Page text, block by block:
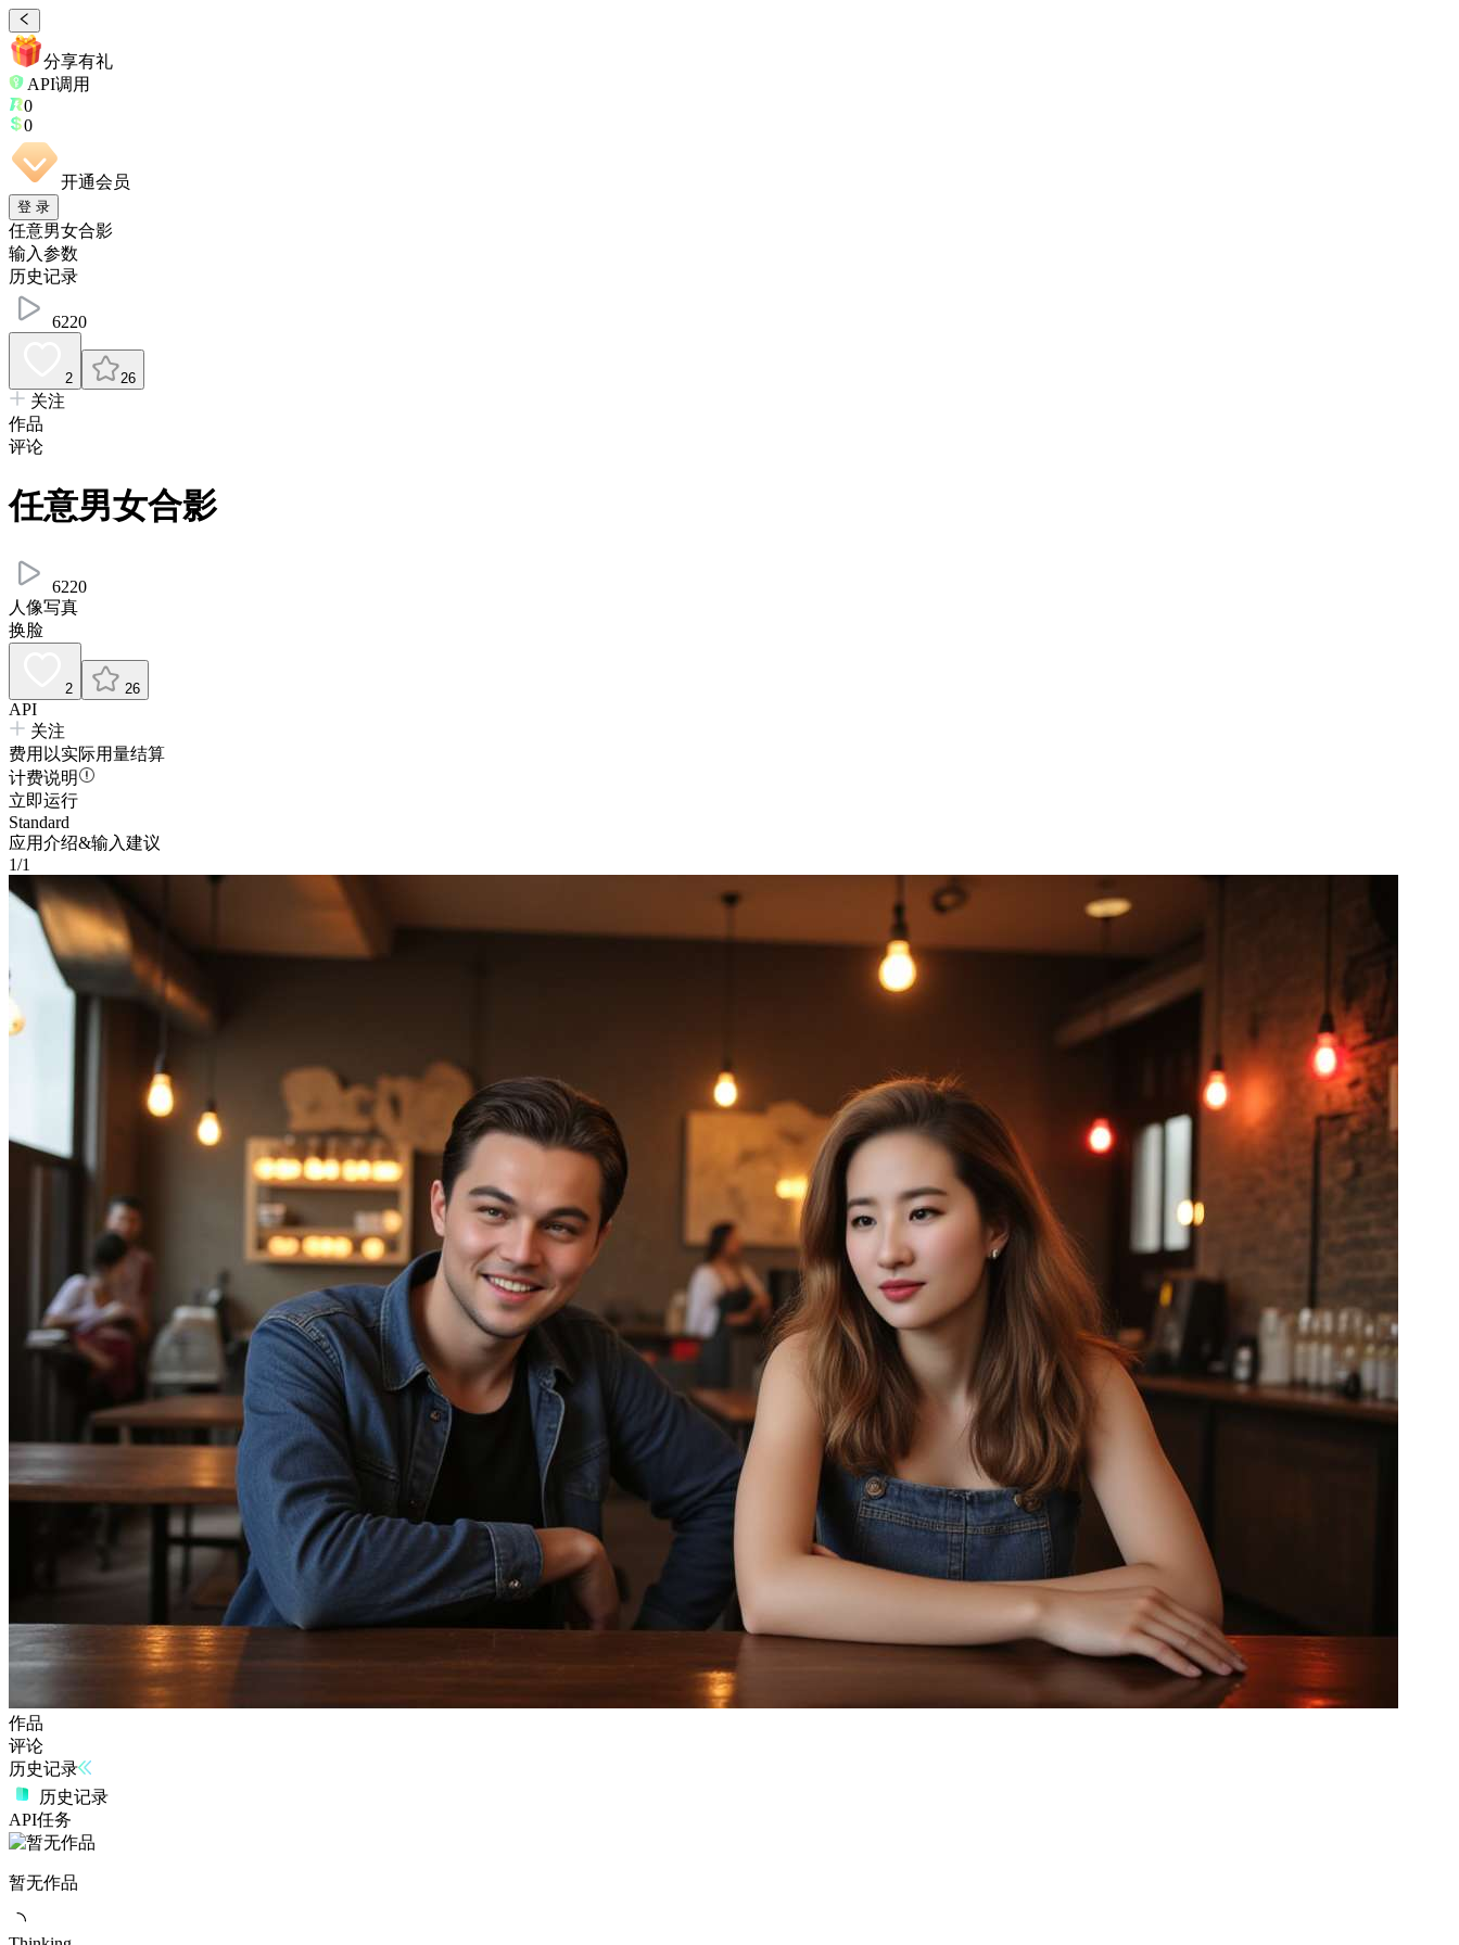
分享有礼
API调用
0
0
开通会员
登 录
任意男女合影
输入参数
历史记录
6220
2 26
关注
作品
评论
任意男女合影
6220
人像写真
换脸
2 26
API
关注
费用以实际用量结算
计费说明
立即运行
Standard
应用介绍&输入建议
1/1
作品
评论
历史记录
历史记录
API任务
暂无作品